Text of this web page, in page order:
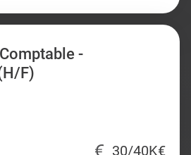
-
F)
30/40K€